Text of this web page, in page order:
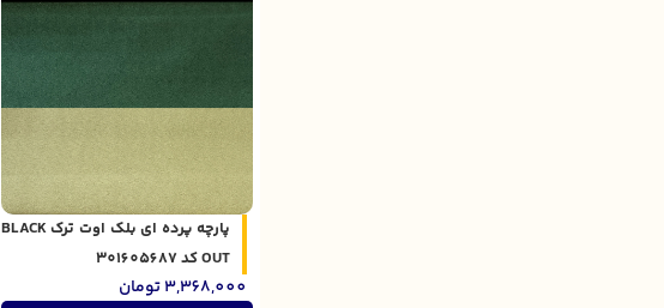
پارچه پرده ای بلک اوت ترک BLACK
OUT کد 301605687
3,368,000 تومان